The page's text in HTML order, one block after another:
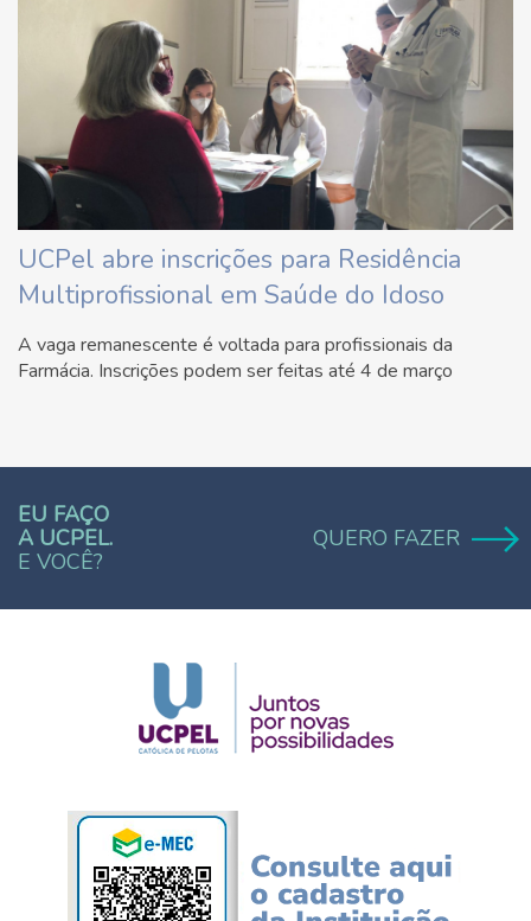
UCPel abre inscrições para Residência
Multiprofissional em Saúde do Idoso
A vaga remanescente é voltada para profissionais da
Farmácia. Inscrições podem ser feitas até 4 de março
EU FAÇO
A UCPEL.
E VOCÊ?
QUERO FAZER